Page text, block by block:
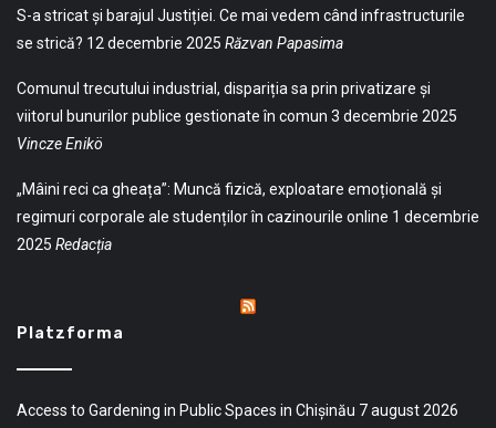
S-a stricat și barajul Justiției. Ce mai vedem când infrastructurile
se strică? 12 decembrie 2025 Răzvan Papasima
Comunul trecutului industrial, dispariția sa prin privatizare și
viitorul bunurilor publice gestionate în comun 3 decembrie 2025
Vincze Enikö
„Mâini reci ca gheața”: Muncă fizică, exploatare emoțională și
regimuri corporale ale studenților în cazinourile online 1 decembrie
2025 Redacția
Platzforma
Access to Gardening in Public Spaces in Chișinău 7 august 2026